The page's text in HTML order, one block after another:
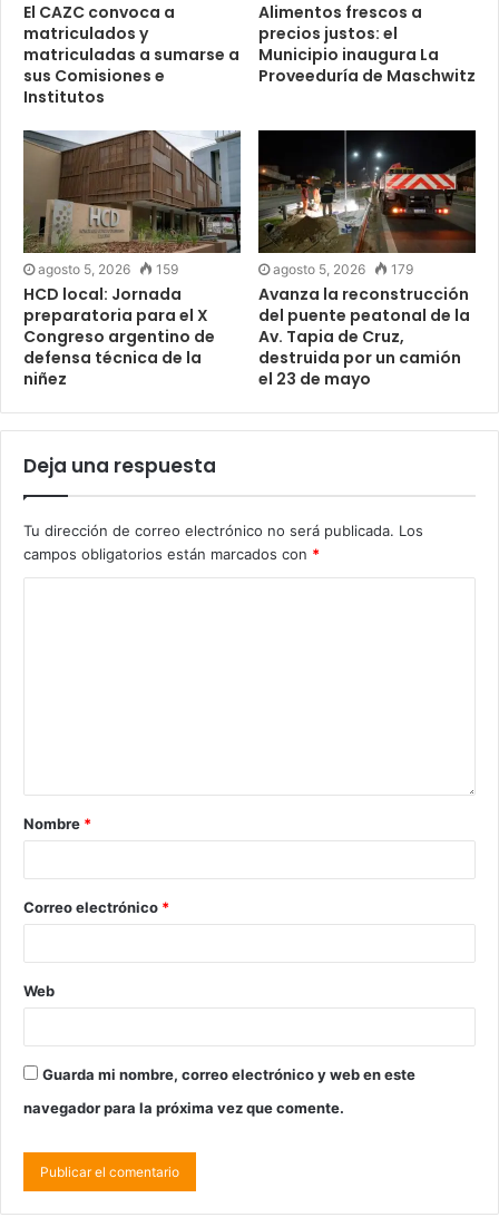
El CAZC convoca a
matriculados y
matriculadas a sumarse a
sus Comisiones e
Institutos
Alimentos frescos a
precios justos: el
Municipio inaugura La
Proveeduría de Maschwitz
agosto 5, 2026 159
HCD local: Jornada
preparatoria para el X
Congreso argentino de
defensa técnica de la
niñez
agosto 5, 2026 179
Avanza la reconstrucción
del puente peatonal de la
Av. Tapia de Cruz,
destruida por un camión
el 23 de mayo
Deja una respuesta
Tu dirección de correo electrónico no será publicada. Los
campos obligatorios están marcados con *
Nombre *
Correo electrónico *
Web
Guarda mi nombre, correo electrónico y web en este
navegador para la próxima vez que comente.